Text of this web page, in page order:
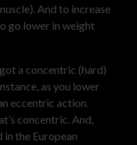
And to increase
go lower in weight
a concentric (hard)
as you lower
eccentric action.
concentric. And,
the European